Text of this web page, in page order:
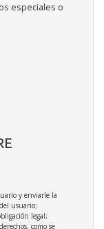
especiales o
y enviarle la
usuario;
legal;
como se